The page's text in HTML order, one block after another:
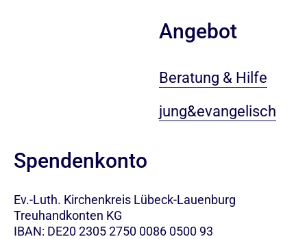
Angebot
Beratung & Hilfe
jung&evangelisch
Spendenkonto
Ev.-Luth. Kirchenkreis Lübeck-Lauenburg
Treuhandkonten KG
IBAN: DE20 2305 2750 0086 0500 93